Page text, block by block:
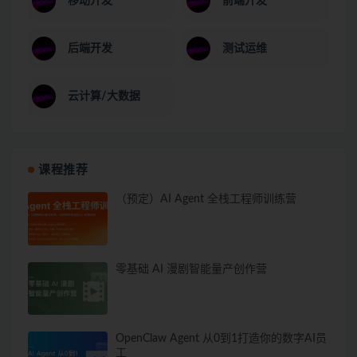
后端开发 测试运维
云计算/大数据
课程推荐
（预定）AI Agent 全栈工程师训练营
零基础 AI 漫剧智能量产创作营
OpenClaw Agent 从0到1打造你的数字AI员